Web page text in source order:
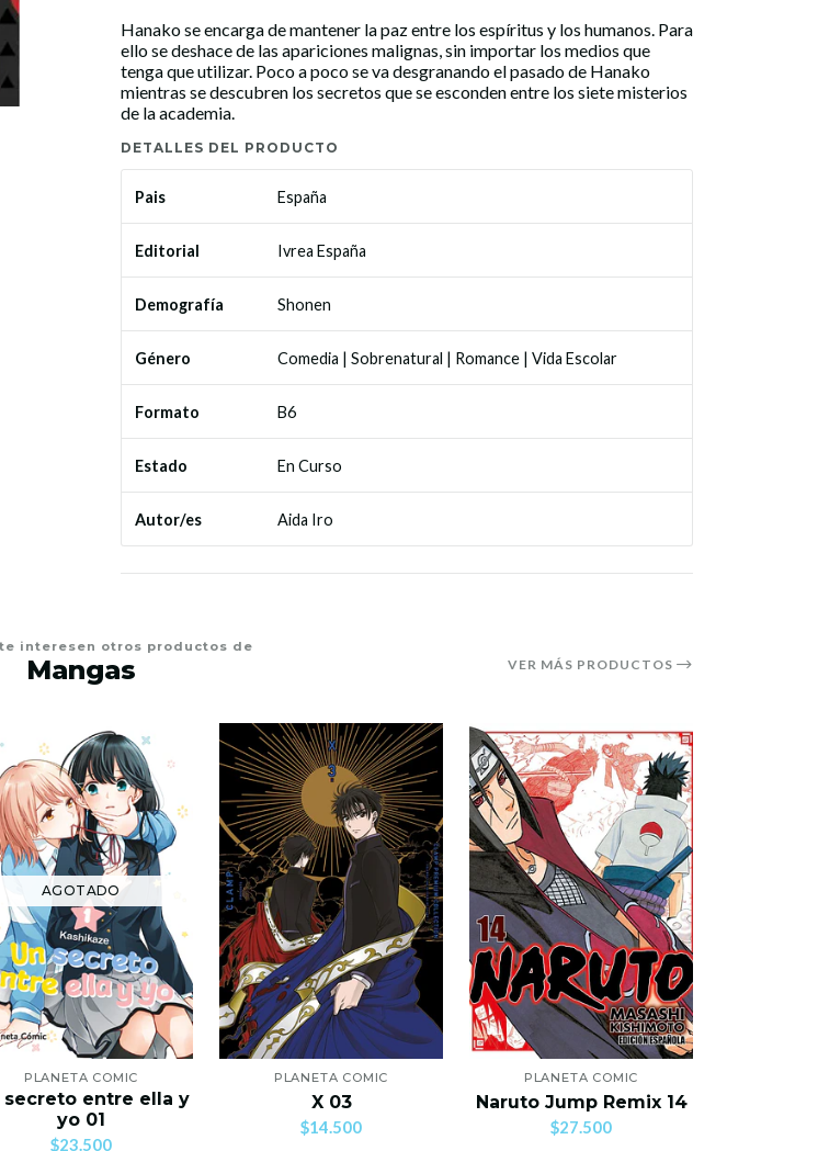
Hanako se encarga de mantener la paz entre los espíritus y los humanos. Para
ello se deshace de las apariciones malignas, sin importar los medios que
tenga que utilizar. Poco a poco se va desgranando el pasado de Hanako
mientras se descubren los secretos que se esconden entre los siete misterios
de la academia.
DETALLES DEL PRODUCTO
Pais España
Editorial Ivrea España
Demografía Shonen
Género Comedia | Sobrenatural | Romance | Vida Escolar
Formato B6
Estado En Curso
Autor/es Aida Iro
interesen otros productos de
Mangas VER MÁS PRODUCTOS
AGOTADO
PLANETA COMIC
secreto entre ella y
yo 01
$23.500
PLANETA COMIC
X 03
$14.500
PLANETA COMIC
Naruto Jump Remix 14
$27.500